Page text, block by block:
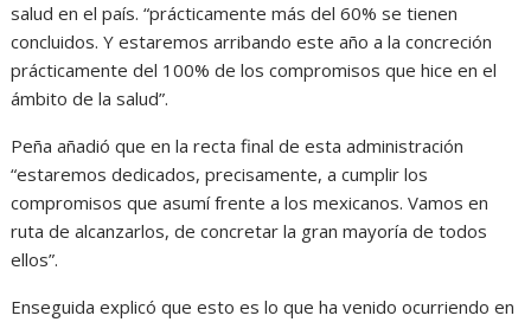
salud en el país. “prácticamente más del 60% se tienen
concluidos. Y estaremos arribando este año a la concreción
prácticamente del 100% de los compromisos que hice en el
ámbito de la salud”.
Peña añadió que en la recta final de esta administración
“estaremos dedicados, precisamente, a cumplir los
compromisos que asumí frente a los mexicanos. Vamos en
ruta de alcanzarlos, de concretar la gran mayoría de todos
ellos”.
Enseguida explicó que esto es lo que ha venido ocurriendo en